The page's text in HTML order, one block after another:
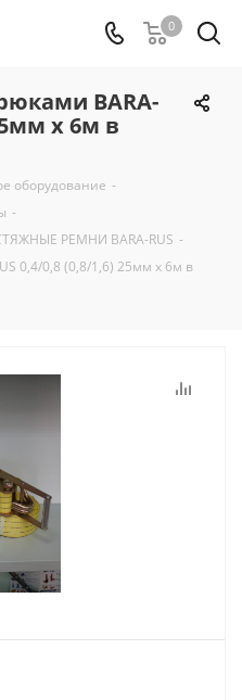
0
BARA-
х 6м в
оборудование -
-
РЕМНИ BARA-RUS -
0,4/0,8 (0,8/1,6) 25мм х 6м в